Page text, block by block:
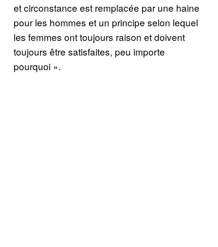
et circonstance est remplacée par une haine
pour les hommes et un principe selon lequel
les femmes ont toujours raison et doivent
toujours être satisfaites, peu importe
pourquoi ».